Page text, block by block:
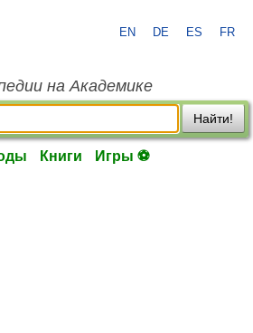
EN DE ES FR
на Академике
Найти!
Книги Игры ⚽